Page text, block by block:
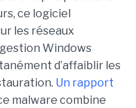
ce logiciel
les réseaux
gestion Windows
d’affaiblir les
Un rapport
malware combine